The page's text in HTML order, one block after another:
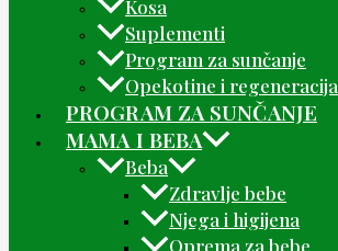
Kosa
Suplementi
Program za sunčanje
Opekotine i regeneracija
PROGRAM ZA SUNČANJE
MAMA I BEBA
Beba
Zdravlje bebe
Njega i higijena
Oprema za bebe